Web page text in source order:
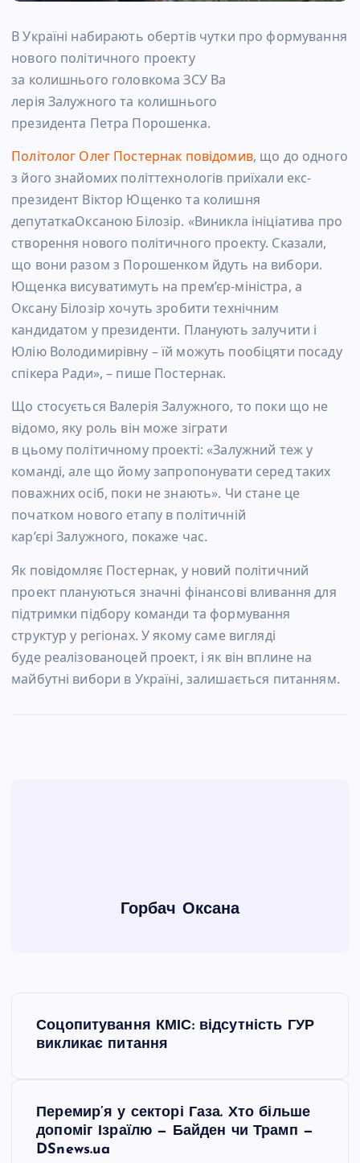
В Україні набирають обертів чутки про формування
нового політичного проекту
за колишнього головкома ЗСУ Ва
лерія Залужного та колишнього
президента Петра Порошенка.
Політолог Олег Постернак повідомив, що до одного
з його знайомих політтехнологів приїхали екс-
президент Віктор Ющенко та колишня
депутаткаОксаною Білозір. «Виникла ініціатива про
створення нового політичного проекту. Сказали,
що вони разом з Порошенком йдуть на вибори.
Ющенка висуватимуть на прем’єр-міністра, а
Оксану Білозір хочуть зробити технічним
кандидатом у президенти. Планують залучити і
Юлію Володимирівну – їй можуть пообіцяти посаду
спікера Ради», – пише Постернак.
Що стосується Валерія Залужного, то поки що не
відомо, яку роль він може зіграти
в цьому політичному проекті: «Залужний теж у
команді, але що йому запропонувати серед таких
поважних осіб, поки не знають». Чи стане це
початком нового етапу в політичній
кар’єрі Залужного, покаже час.
Як повідомляє Постернак, у новий політичний
проект плануються значні фінансові вливання для
підтримки підбору команди та формування
структур у регіонах. У якому саме вигляді
буде реалізованоцей проект, і як він вплине на
майбутні вибори в Україні, залишається питанням.
Горбач Оксана
Соцопитування КМІС: відсутність ГУР
викликає питання
Перемир’я у секторі Газа. Хто більше
допоміг Ізраїлю — Байден чи Трамп —
DSnews.ua